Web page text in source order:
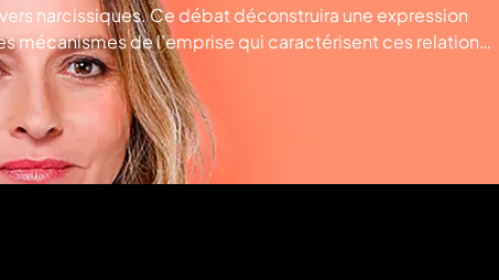
narcissiques. Ce débat déconstruira une expression
mécanismes de l’emprise qui caractérisent ces relations